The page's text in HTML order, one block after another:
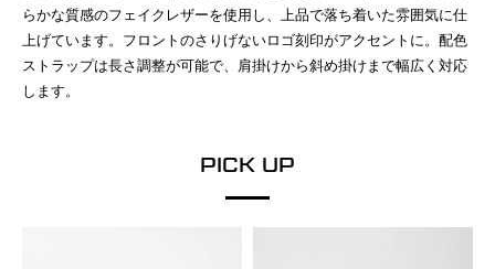
らかな質感のフェイクレザーを使用し、上品で落ち着いた雰囲気に仕
上げています。フロントのさりげないロゴ刻印がアクセントに。配色
ストラップは長さ調整が可能で、肩掛けから斜め掛けまで幅広く対応
します。
PICK UP